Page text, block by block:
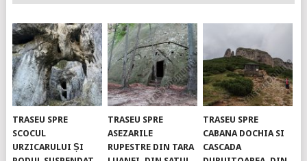
TRASEU SPRE
SCOCUL
URZICARULUI ȘI
TRASEU SPRE
ASEZARILE
RUPESTRE DIN TARA
TRASEU SPRE
CABANA DOCHIA SI
CASCADA